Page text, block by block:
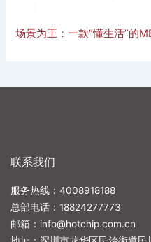
场景为王：一款“懂生活”的
联系我们
服务热线：4008918188
总部电话： 18824277773
邮箱： info@hotchip.com.cn